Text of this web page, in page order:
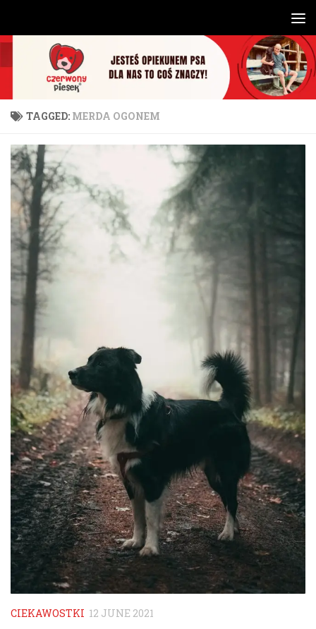
TAGGED: MERDA OGONEM
CIEKAWOSTKI 12 JUNE 2021